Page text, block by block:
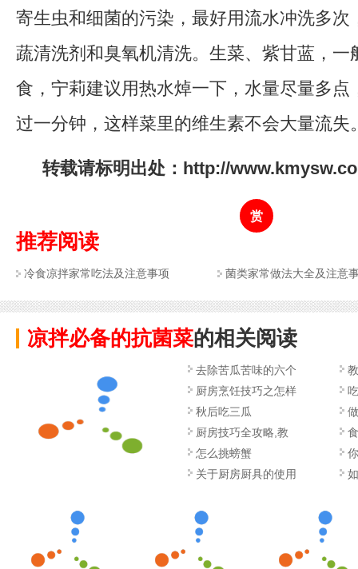
寄生虫和细菌的污染，最好用流水冲洗多次
蔬清洗剂和臭氧机清洗。生菜、紫甘蓝，一
食，宁莉建议用热水焯一下，水量尽量多点
过一分钟，这样菜里的维生素不会大量流失
转载请标明出处：http://
赏
推荐阅读
冷食凉拌家常吃法及注意事项 菌类家常做法大全及注意
凉拌必备的抗菌菜的相关阅读
去除苦瓜苦味的六个
厨房烹饪技巧之怎样
秋后吃三瓜
厨房技巧全攻略,教
怎么挑螃蟹
关于厨房厨具的使用